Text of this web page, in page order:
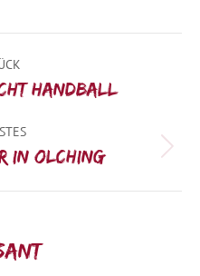
Handball
in Olching